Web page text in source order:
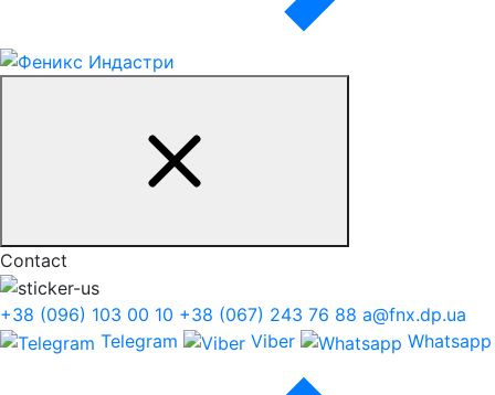
Contact
+38 (096) 103 00 10 +38 (067) 243 76 88 a@fnx.dp.ua
Telegram
Viber Whatsapp